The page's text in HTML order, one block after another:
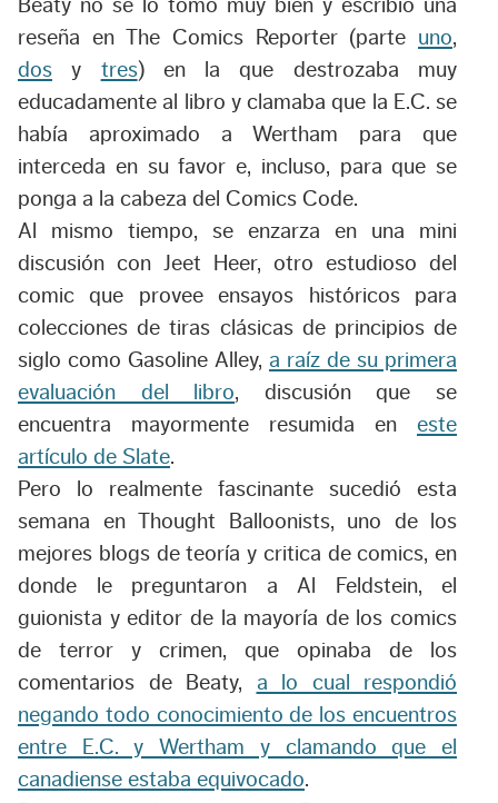
Beaty no se lo tomó muy bien y escribió una
reseña en The Comics Reporter (parte uno,
dos y tres) en la que destrozaba muy
educadamente al libro y clamaba que la E.C. se
había aproximado a Wertham para que
interceda en su favor e, incluso, para que se
ponga a la cabeza del Comics Code.
Al mismo tiempo, se enzarza en una mini
discusión con Jeet Heer, otro estudioso del
comic que provee ensayos históricos para
colecciones de tiras clásicas de principios de
siglo como Gasoline Alley, a raíz de su primera
evaluación del libro, discusión que se
encuentra mayormente resumida en este
artículo de Slate.
Pero lo realmente fascinante sucedió esta
semana en Thought Balloonists, uno de los
mejores blogs de teoría y critica de comics, en
donde le preguntaron a Al Feldstein, el
guionista y editor de la mayoría de los comics
de terror y crimen, que opinaba de los
comentarios de Beaty, a lo cual respondió
negando todo conocimiento de los encuentros
entre E.C. y Wertham y clamando que el
canadiense estaba equivocado.